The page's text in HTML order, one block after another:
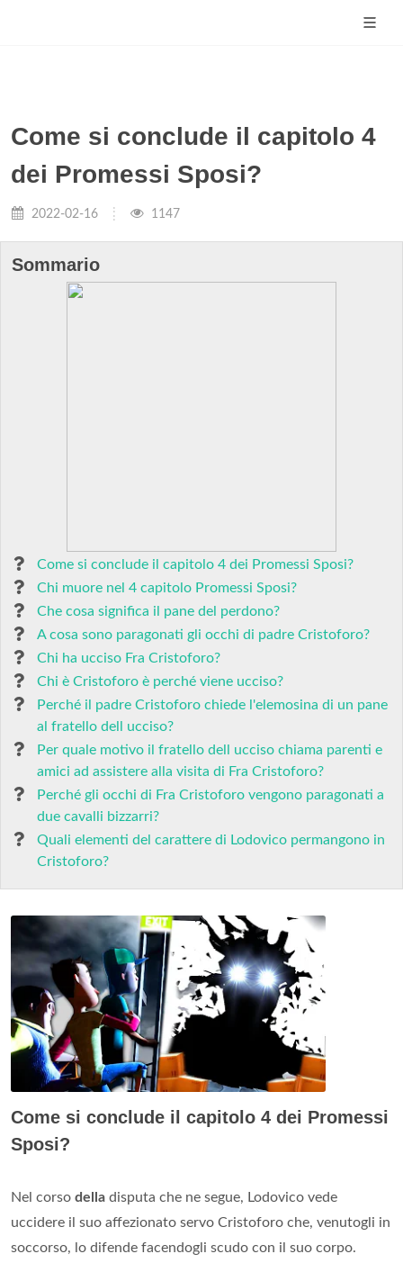
Come si conclude il capitolo 4
dei Promessi Sposi?
2022-02-16 1147
Sommario
Come si conclude il capitolo 4 dei Promessi Sposi?
Chi muore nel 4 capitolo Promessi Sposi?
Che cosa significa il pane del perdono?
A cosa sono paragonati gli occhi di padre Cristoforo?
Chi ha ucciso Fra Cristoforo?
Chi è Cristoforo è perché viene ucciso?
Perché il padre Cristoforo chiede l'elemosina di un pane
al fratello dell ucciso?
Per quale motivo il fratello dell ucciso chiama parenti e
amici ad assistere alla visita di Fra Cristoforo?
Perché gli occhi di Fra Cristoforo vengono paragonati a
due cavalli bizzarri?
Quali elementi del carattere di Lodovico permangono in
Cristoforo?
Come si conclude il capitolo 4 dei Promessi
Sposi?
Nel corso della disputa che ne segue, Lodovico vede
uccidere il suo affezionato servo Cristoforo che, venutogli in
soccorso, lo difende facendogli scudo con il suo corpo.